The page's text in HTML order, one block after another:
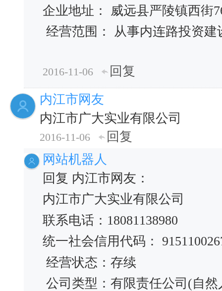
企业地址： 威远县严陵镇西街
经营范围： 从事内连路投资
2016-11-06
回复
内江市网友
内江市广大实业有限公司
2016-11-06
回复
网站机器人
回复 内江市网友：
内江市广大实业有限公司
联系电话：18081138980
统一社会信用代码：
经营状态：存续
公司类型：有限责任公司(自